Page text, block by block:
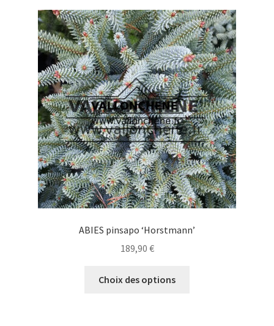
Les
options
peuvent
être
choisies
sur
la
page
du
produit
ABIES pinsapo ‘Horstmann’
189,90 €
Choix des options